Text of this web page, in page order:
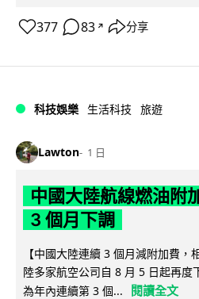
377 83 ↗ 分享
科技娛樂 生活科技 旅遊
Lawton 1 日
中國大陸航線燃油附
3 個月下調
【中國大陸連續 3 個月減附加費
陸多家航空公司自 8 月 5 日起再度
為年內連續第 3 個...
閱讀全文